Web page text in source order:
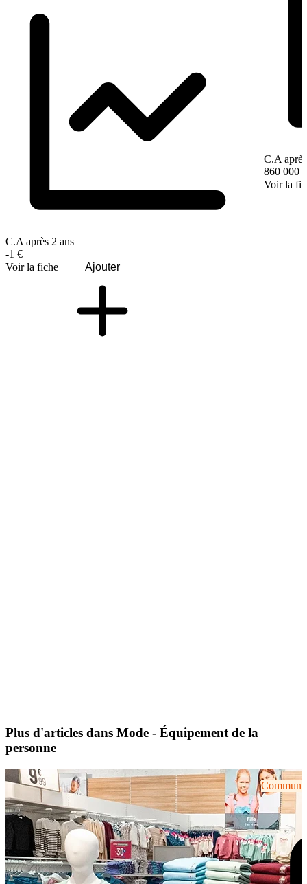
C.A après 2 ans
-1 €
Voir la fiche
Ajouter
C.A
860 000 €
Voir la
Plus d'articles dans Mode - Équipement de la
personne